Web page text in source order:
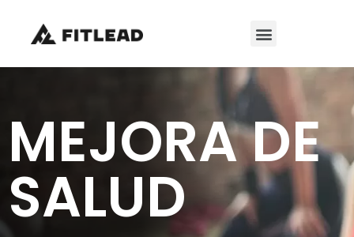
MEJORA DE
SALUD